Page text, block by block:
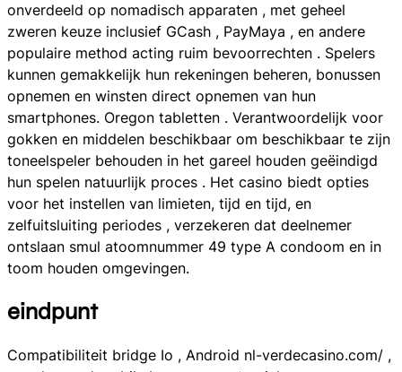
onverdeeld op nomadisch apparaten , met geheel
zweren keuze inclusief GCash , PayMaya , en andere
populaire method acting ruim bevoorrechten . Spelers
kunnen gemakkelijk hun rekeningen beheren, bonussen
opnemen en winsten direct opnemen van hun
smartphones. Oregon tabletten . Verantwoordelijk voor
gokken en middelen beschikbaar om beschikbaar te zijn
toneelspeler behouden in het gareel houden geëindigd
hun spelen natuurlijk proces . Het casino biedt opties
voor het instellen van limieten, tijd en tijd, en
zelfuitsluiting periodes , verzekeren dat deelnemer
ontslaan smul atoomnummer 49 type A condoom en in
toom houden omgevingen.
eindpunt
Compatibiliteit bridge Io , Android nl-verdecasino.com/ ,